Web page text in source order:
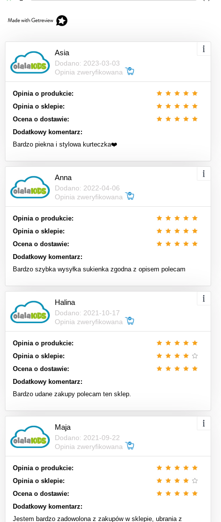
Asia
Dodano: 2023-03-03
Opinia zweryfikowana
Opinia o produkcie:
Opinia o sklepie:
Ocena o dostawie:
Dodatkowy komentarz:
Bardzo piekna i stylowa kurteczka❤️
Anna
Dodano: 2022-04-06
Opinia zweryfikowana
Opinia o produkcie:
Opinia o sklepie:
Ocena o dostawie:
Dodatkowy komentarz:
Bardzo szybka wysyłka sukienka zgodna z opisem polecam
Halina
Dodano: 2021-10-17
Opinia zweryfikowana
Opinia o produkcie:
Opinia o sklepie:
Ocena o dostawie:
Dodatkowy komentarz:
Bardzo udane zakupy polecam ten sklep.
Maja
Dodano: 2021-09-22
Opinia zweryfikowana
Opinia o produkcie:
Opinia o sklepie:
Ocena o dostawie:
Dodatkowy komentarz:
Jestem bardzo zadowolona z zakupów w sklepie, ubrania z